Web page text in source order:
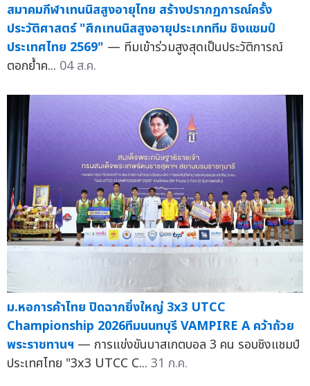
สมาคมกีฬาเทนนิสสูงอายุไทย สร้างปรากฏการณ์ครั้ง
ประวัติศาสตร์ "ศึกเทนนิสสูงอายุประเภททีม ชิงแชมป์
ประเทศไทย 2569" — ทีมเข้าร่วมสูงสุดเป็นประวัติการณ์
ตอกย้ำค... 04 ส.ค.
ม.หอการค้าไทย ปิดฉากยิ่งใหญ่ 3x3 UTCC
Championship 2026ทีมนนทบุรี VAMPIRE A คว้าถ้วย
พระราชทานฯ — การแข่งขันบาสเกตบอล 3 คน รอบชิงแชมป์
ประเทศไทย "3x3 UTCC C... 31 ก.ค.